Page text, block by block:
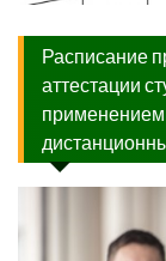
Расписание
аттестации
применением